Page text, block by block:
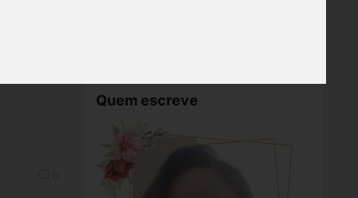
Quem escreve